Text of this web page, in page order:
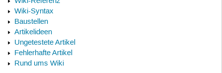
Wiki-Syntax
Baustellen
Artikelideen
Ungetestete Artikel
Fehlerhafte Artikel
Rund ums Wiki